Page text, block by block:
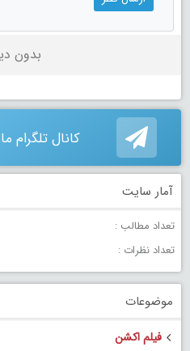
بدون
کانال تلگرام ما
آمار سایت
تعداد مطالب :
تعداد نظرات :
موضوعات
فیلم اکشن